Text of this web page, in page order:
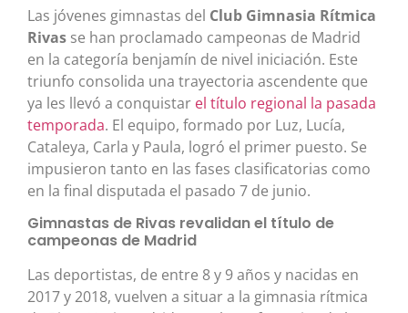
Las jóvenes gimnastas del Club Gimnasia Rítmica
Rivas se han proclamado campeonas de Madrid
en la categoría benjamín de nivel iniciación. Este
triunfo consolida una trayectoria ascendente que
ya les llevó a conquistar el título regional la pasada
temporada. El equipo, formado por Luz, Lucía,
Cataleya, Carla y Paula, logró el primer puesto. Se
impusieron tanto en las fases clasificatorias como
en la final disputada el pasado 7 de junio.
Gimnastas de Rivas revalidan el título de
campeonas de Madrid
Las deportistas, de entre 8 y 9 años y nacidas en
2017 y 2018, vuelven a situar a la gimnasia rítmica